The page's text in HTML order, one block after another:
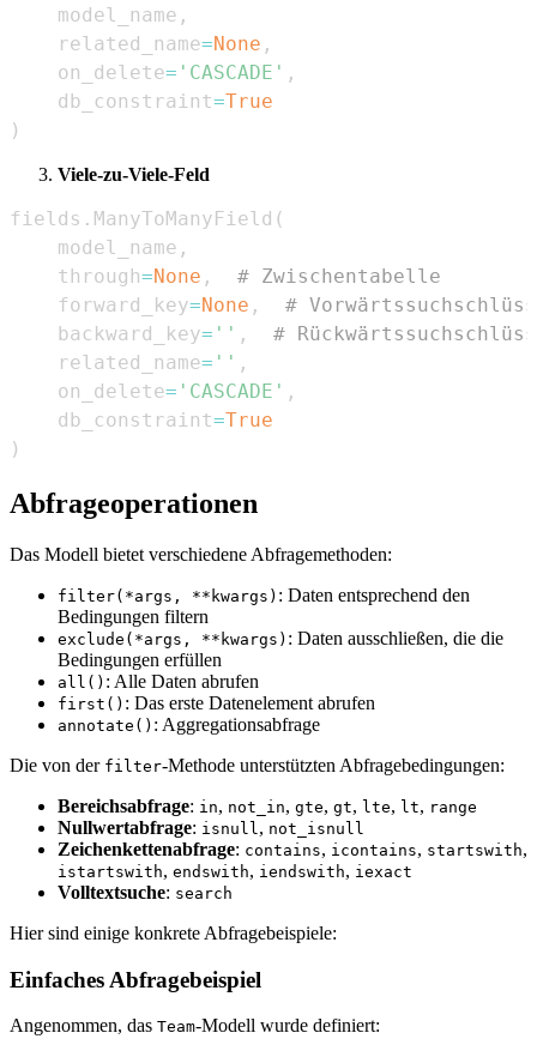
    model_name
,
    related_name
=None ,
    on_delete
= 'CASCADE' ,
    db_constraint
=True
)
Viele-zu-Viele-Feld
fields . ManyToManyField (
    model_name
,
    through
=None ,
# Zwischentabelle
    forward_key
=None ,
#
    backward_key
= '' ,
#
    related_name
= '' ,
    on_delete
= 'CASCADE' ,
    db_constraint
=True
)
Abfrageoperationen
Das Modell bietet verschiedene Abfragemethoden:
filter(*args, **kwargs) : Daten entsprechend den
Bedingungen filtern
exclude(*args, **kwargs) : Daten ausschließen, die die
Bedingungen erfüllen
all() : Alle Daten abrufen
first() : Das erste Datenelement abrufen
annotate() : Aggregationsabfrage
Die von der filter-Methode unterstützten Abfragebedingungen:
Bereichsabfrage: in, not_in, gte, gt, lte, lt, range
Nullwertabfrage: isnull , not_isnull
Zeichenkettenabfrage: contains, icontains, startswith,
istartswith, endswith, iendswith, iexact
Volltextsuche: search
Hier sind einige konkrete Abfragebeispiele:
Einfaches Abfragebeispiel
Angenommen, das Team-Modell wurde definiert: